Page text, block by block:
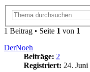
1 Beitrag • Seite 1 von 1
DerNoeh
Beiträge: 2
Registriert: 24. Juni